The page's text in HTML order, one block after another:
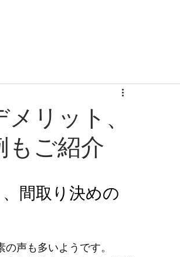
リット、
もご紹介
間取り決めの
声も多いようです。